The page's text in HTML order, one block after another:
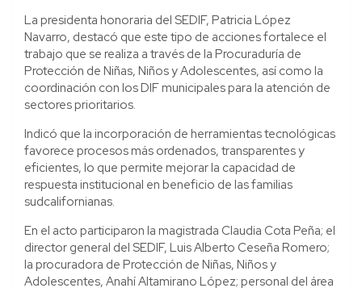
La presidenta honoraria del SEDIF, Patricia López
Navarro, destacó que este tipo de acciones fortalece el
trabajo que se realiza a través de la Procuraduría de
Protección de Niñas, Niños y Adolescentes, así como la
coordinación con los DIF municipales para la atención de
sectores prioritarios.
Indicó que la incorporación de herramientas tecnológicas
favorece procesos más ordenados, transparentes y
eficientes, lo que permite mejorar la capacidad de
respuesta institucional en beneficio de las familias
sudcalifornianas.
En el acto participaron la magistrada Claudia Cota Peña; el
director general del SEDIF, Luis Alberto Ceseña Romero;
la procuradora de Protección de Niñas, Niños y
Adolescentes, Anahí Altamirano López; personal del área